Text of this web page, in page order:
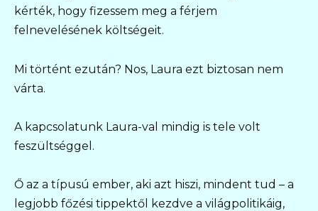
kérték, hogy fizessem meg a férjem
felnevelésének költségeit.
Mi történt ezután? Nos, Laura ezt biztosan nem
várta.
A kapcsolatunk Laura-val mindig is tele volt
feszültséggel.
Ő az a típusú ember, aki azt hiszi, mindent tud – a
legjobb főzési tippektől kezdve a világpolitikáig,